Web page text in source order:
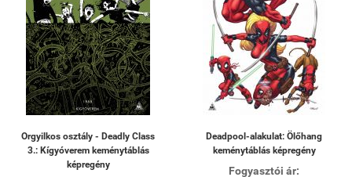
Orgyilkos osztály - Deadly Class
3.: Kígyóverem keménytáblás
képregény
Deadpool-alakulat: Ölőhang
keménytáblás képregény
Fogyasztói ár: